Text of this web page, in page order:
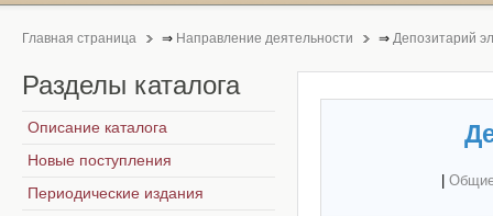
Главная страница ⇒ Направление деятельности ⇒ Депозитарий
Разделы каталога
Описание каталога
Новые поступления
Периодические издания